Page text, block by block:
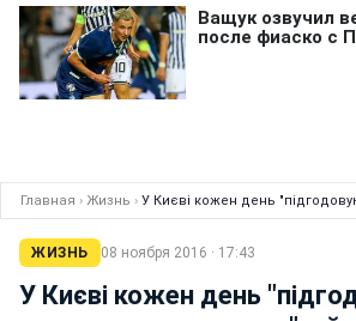
Главная › Жизнь › У Києві кожен день
ЖИЗНЬ 08 ноября 2016 · 17:43
У Києві кожен день